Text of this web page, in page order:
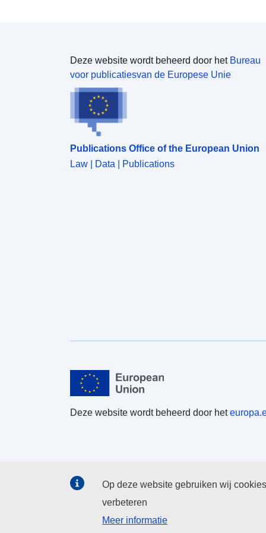
Deze website wordt beheerd door het Bureau
voor publicatiesvan de Europese Unie
Publications Office of the European Union
Law | Data | Publications
Deze website wordt beheerd door het
Op deze website gebruiken wij
verbeteren
Meer informatie